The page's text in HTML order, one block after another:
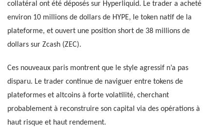
collatéral ont été déposés sur Hyperliquid. Le trader a acheté
environ 10 millions de dollars de HYPE, le token natif de la
plateforme, et ouvert une position short de 38 millions de
dollars sur Zcash (ZEC).
Ces nouveaux paris montrent que le style agressif n’a pas
disparu. Le trader continue de naviguer entre tokens de
plateformes et altcoins à forte volatilité, cherchant
probablement à reconstruire son capital via des opérations à
haut risque et haut rendement.